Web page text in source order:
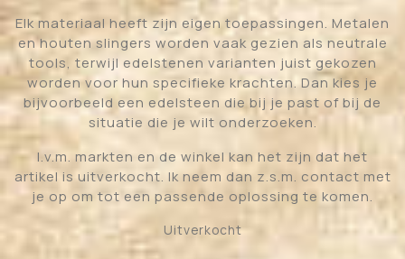
Elk materiaal heeft zijn eigen toepassingen. Metalen
en houten slingers worden vaak gezien als neutrale
tools, terwijl edelstenen varianten juist gekozen
worden voor hun specifieke krachten. Dan kies je
bijvoorbeeld een edelsteen die bij je past of bij de
situatie die je wilt onderzoeken.
I.v.m. markten en de winkel kan het zijn dat het
artikel is uitverkocht. Ik neem dan z.s.m. contact met
je op om tot een passende oplossing te komen.
Uitverkocht